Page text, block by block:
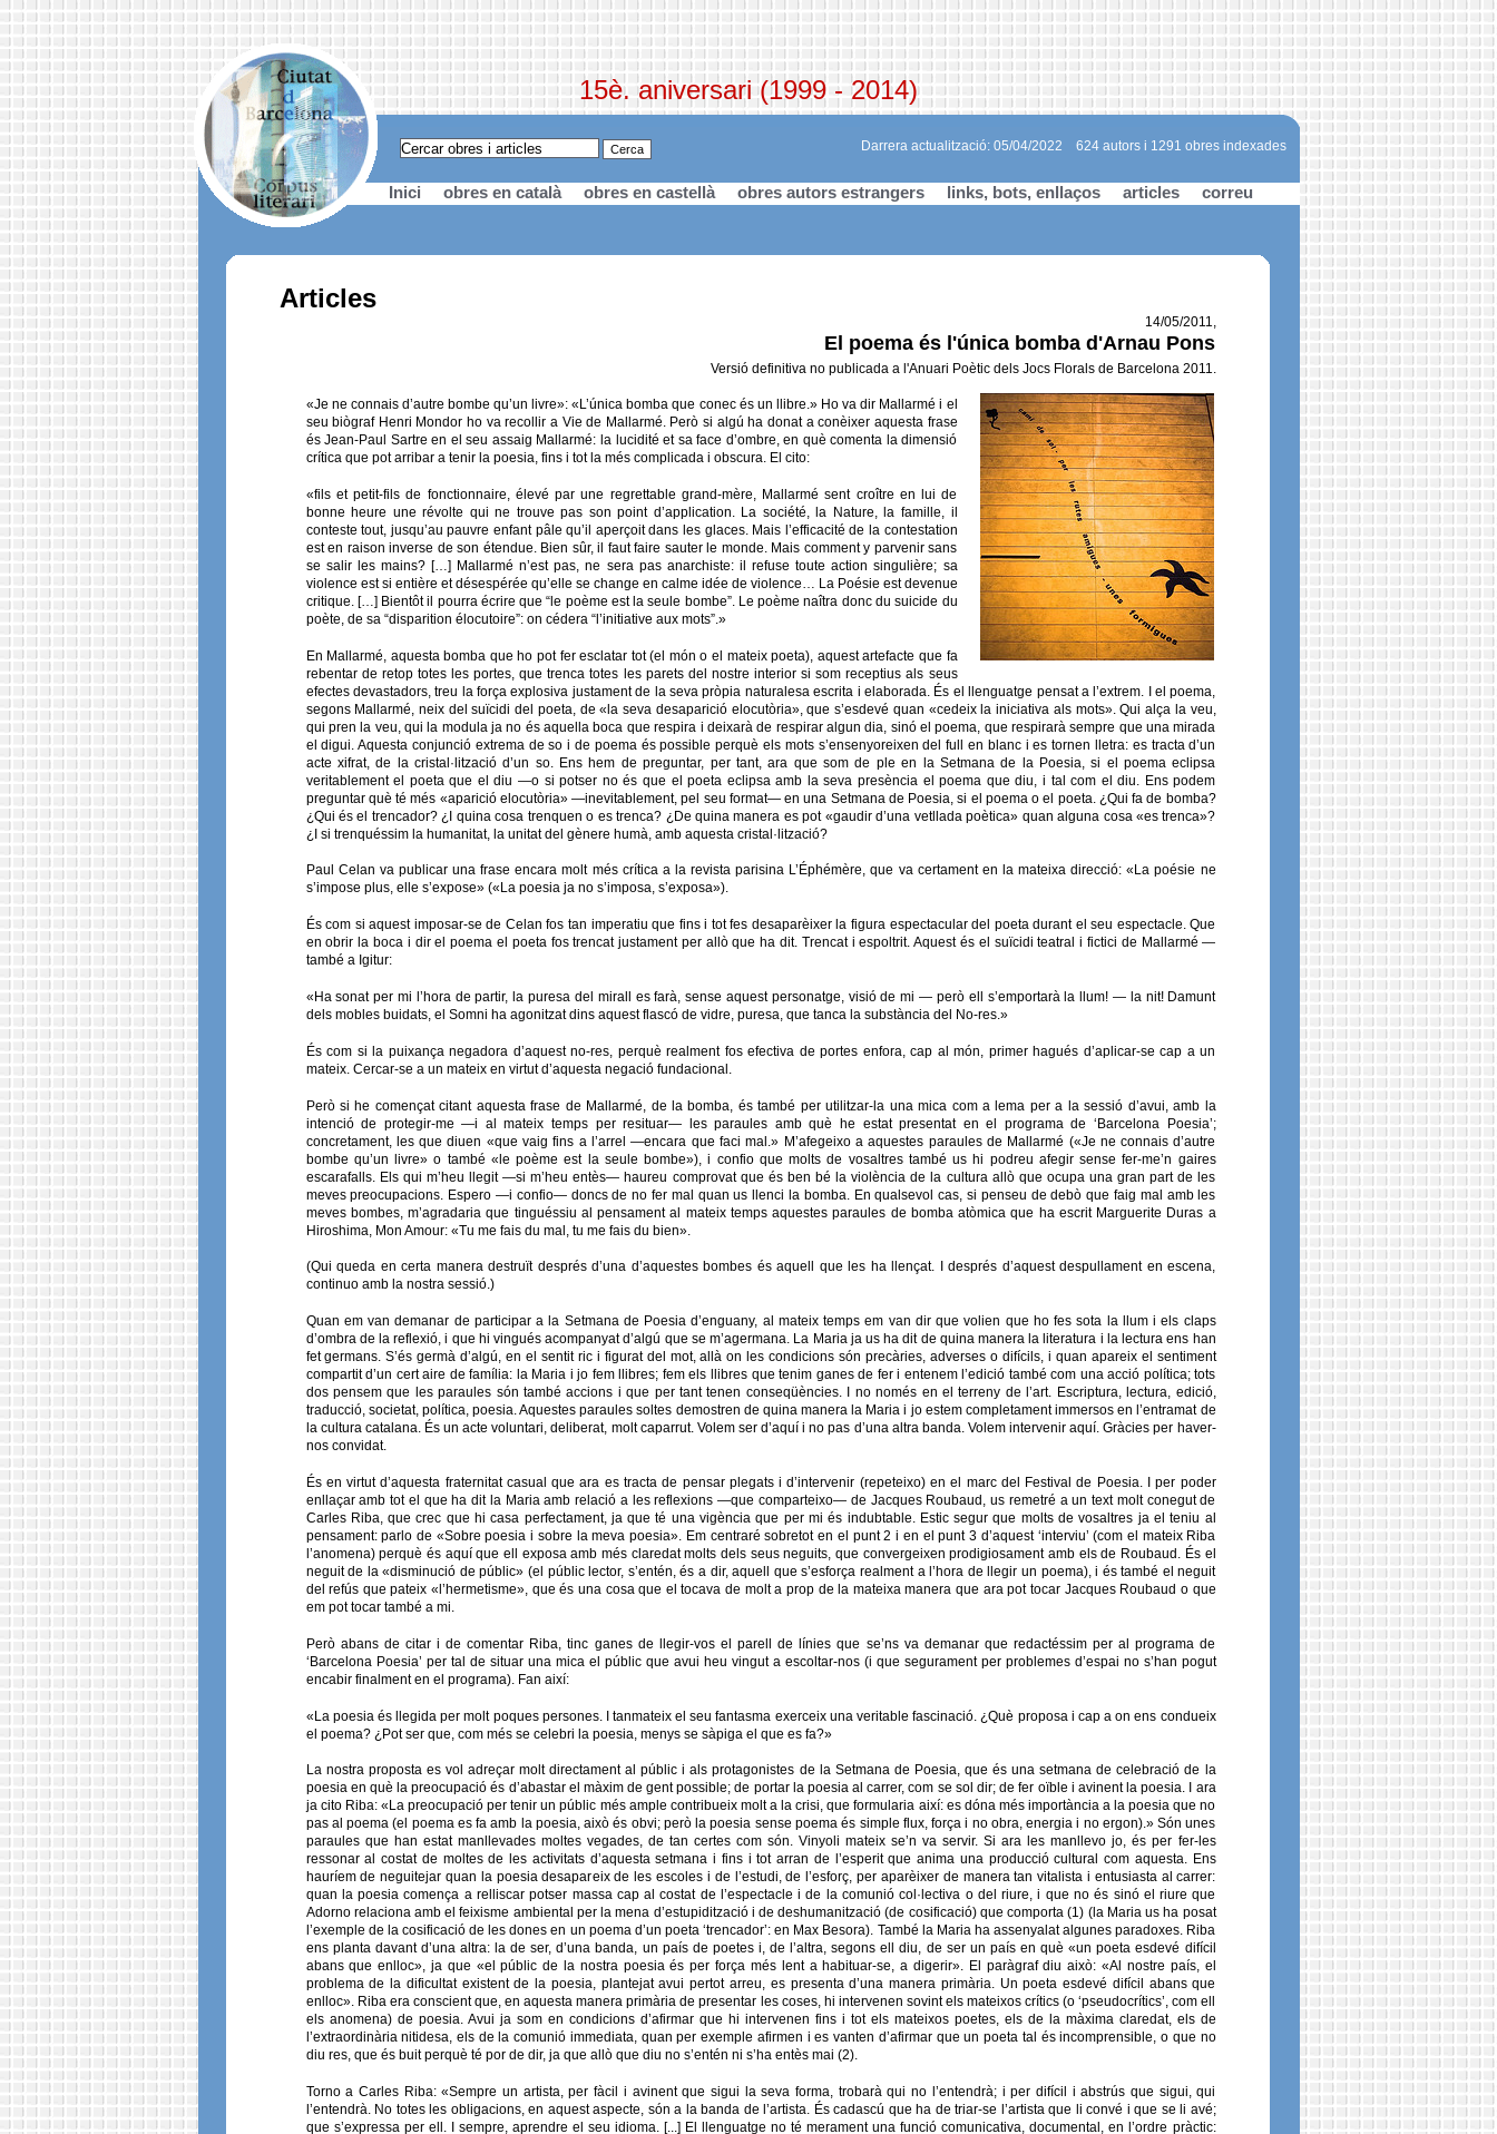
15è. aniversari (1999 - 2014)
624 autors i 1291 obres indexades
Darrera actualització: 05/04/2022
Inici obres en català obres en castellà obres autors estrangers links, bots, enllaços articles correu
Articles
14/05/2011,
El poema és l'única bomba d'Arnau Pons
Versió definitiva no publicada a l'Anuari Poètic dels Jocs Florals de Barcelona 2011.
«Je ne connais d’autre bombe qu’un livre»: «L’única bomba que conec és un llibre.» Ho va dir Mallarmé i el
seu biògraf Henri Mondor ho va recollir a Vie de Mallarmé. Però si algú ha donat a conèixer aquesta frase
és Jean-Paul Sartre en el seu assaig Mallarmé: la lucidité et sa face d’ombre, en què comenta la dimensió
crítica que pot arribar a tenir la poesia, fins i tot la més complicada i obscura. El cito:
«fils et petit-fils de fonctionnaire, élevé par une regrettable grand-mère, Mallarmé sent croître en lui de
bonne heure une révolte qui ne trouve pas son point d’application. La société, la Nature, la famille, il
conteste tout, jusqu’au pauvre enfant pâle qu’il aperçoit dans les glaces. Mais l’efficacité de la contestation
est en raison inverse de son étendue. Bien sûr, il faut faire sauter le monde. Mais comment y parvenir sans
se salir les mains? […] Mallarmé n’est pas, ne sera pas anarchiste: il refuse toute action singulière; sa
violence est si entière et désespérée qu’elle se change en calme idée de violence… La Poésie est devenue
critique. […] Bientôt il pourra écrire que “le poème est la seule bombe”. Le poème naîtra donc du suicide du
poète, de sa “disparition élocutoire”: on cédera “l’initiative aux mots”.»
En Mallarmé, aquesta bomba que ho pot fer esclatar tot (el món o el mateix poeta), aquest artefacte que fa
rebentar de retop totes les portes, que trenca totes les parets del nostre interior si som receptius als seus
efectes devastadors, treu la força explosiva justament de la seva pròpia naturalesa escrita i elaborada. És el llenguatge pensat a l’extrem. I el poema,
segons Mallarmé, neix del suïcidi del poeta, de «la seva desaparició elocutòria», que s’esdevé quan «cedeix la iniciativa als mots». Qui alça la veu,
qui pren la veu, qui la modula ja no és aquella boca que respira i deixarà de respirar algun dia, sinó el poema, que respirarà sempre que una mirada
el digui. Aquesta conjunció extrema de so i de poema és possible perquè els mots s’ensenyoreixen del full en blanc i es tornen lletra: es tracta d’un
acte xifrat, de la cristal·lització d’un so. Ens hem de preguntar, per tant, ara que som de ple en la Setmana de la Poesia, si el poema eclipsa
veritablement el poeta que el diu —o si potser no és que el poeta eclipsa amb la seva presència el poema que diu, i tal com el diu. Ens podem
preguntar què té més «aparició elocutòria» —inevitablement, pel seu format— en una Setmana de Poesia, si el poema o el poeta. ¿Qui fa de bomba?
¿Qui és el trencador? ¿I quina cosa trenquen o es trenca? ¿De quina manera es pot «gaudir d’una vetllada poètica» quan alguna cosa «es trenca»?
¿I si trenquéssim la humanitat, la unitat del gènere humà, amb aquesta cristal·lització?
Paul Celan va publicar una frase encara molt més crítica a la revista parisina L’Éphémère, que va certament en la mateixa direcció: «La poésie ne
s’impose plus, elle s’expose» («La poesia ja no s’imposa, s’exposa»).
És com si aquest imposar-se de Celan fos tan imperatiu que fins i tot fes desaparèixer la figura espectacular del poeta durant el seu espectacle. Que
en obrir la boca i dir el poema el poeta fos trencat justament per allò que ha dit. Trencat i espoltrit. Aquest és el suïcidi teatral i fictici de Mallarmé —
també a Igitur:
«Ha sonat per mi l’hora de partir, la puresa del mirall es farà, sense aquest personatge, visió de mi — però ell s’emportarà la llum! — la nit! Damunt
dels mobles buidats, el Somni ha agonitzat dins aquest flascó de vidre, puresa, que tanca la substància del No-res.»
És com si la puixança negadora d’aquest no-res, perquè realment fos efectiva de portes enfora, cap al món, primer hagués d’aplicar-se cap a un
mateix. Cercar-se a un mateix en virtut d’aquesta negació fundacional.
Però si he començat citant aquesta frase de Mallarmé, de la bomba, és també per utilitzar-la una mica com a lema per a la sessió d’avui, amb la
intenció de protegir-me —i al mateix temps per resituar— les paraules amb què he estat presentat en el programa de ‘Barcelona Poesia’;
concretament, les que diuen «que vaig fins a l’arrel —encara que faci mal.» M’afegeixo a aquestes paraules de Mallarmé («Je ne connais d’autre
bombe qu’un livre» o també «le poème est la seule bombe»), i confio que molts de vosaltres també us hi podreu afegir sense fer-me’n gaires
escarafalls. Els qui m’heu llegit —si m’heu entès— haureu comprovat que és ben bé la violència de la cultura allò que ocupa una gran part de les
meves preocupacions. Espero —i confio— doncs de no fer mal quan us llenci la bomba. En qualsevol cas, si penseu de debò que faig mal amb les
meves bombes, m’agradaria que tinguéssiu al pensament al mateix temps aquestes paraules de bomba atòmica que ha escrit Marguerite Duras a
Hiroshima, Mon Amour: «Tu me fais du mal, tu me fais du bien».
(Qui queda en certa manera destruït després d’una d’aquestes bombes és aquell que les ha llençat. I després d’aquest despullament en escena,
continuo amb la nostra sessió.)
Quan em van demanar de participar a la Setmana de Poesia d’enguany, al mateix temps em van dir que volien que ho fes sota la llum i els claps
d’ombra de la reflexió, i que hi vingués acompanyat d’algú que se m’agermana. La Maria ja us ha dit de quina manera la literatura i la lectura ens han
fet germans. S’és germà d’algú, en el sentit ric i figurat del mot, allà on les condicions són precàries, adverses o difícils, i quan apareix el sentiment
compartit d’un cert aire de família: la Maria i jo fem llibres; fem els llibres que tenim ganes de fer i entenem l’edició també com una acció política; tots
dos pensem que les paraules són també accions i que per tant tenen conseqüències. I no només en el terreny de l’art. Escriptura, lectura, edició,
traducció, societat, política, poesia. Aquestes paraules soltes demostren de quina manera la Maria i jo estem completament immersos en l’entramat de
la cultura catalana. És un acte voluntari, deliberat, molt caparrut. Volem ser d’aquí i no pas d’una altra banda. Volem intervenir aquí. Gràcies per haver-
nos convidat.
És en virtut d’aquesta fraternitat casual que ara es tracta de pensar plegats i d’intervenir (repeteixo) en el marc del Festival de Poesia. I per poder
enllaçar amb tot el que ha dit la Maria amb relació a les reflexions —que comparteixo— de Jacques Roubaud, us remetré a un text molt conegut de
Carles Riba, que crec que hi casa perfectament, ja que té una vigència que per mi és indubtable. Estic segur que molts de vosaltres ja el teniu al
pensament: parlo de «Sobre poesia i sobre la meva poesia». Em centraré sobretot en el punt 2 i en el punt 3 d’aquest ‘interviu’ (com el mateix Riba
l’anomena) perquè és aquí que ell exposa amb més claredat molts dels seus neguits, que convergeixen prodigiosament amb els de Roubaud. És el
neguit de la «disminució de públic» (el públic lector, s’entén, és a dir, aquell que s’esforça realment a l’hora de llegir un poema), i és també el neguit
del refús que pateix «l’hermetisme», que és una cosa que el tocava de molt a prop de la mateixa manera que ara pot tocar Jacques Roubaud o que
em pot tocar també a mi.
Però abans de citar i de comentar Riba, tinc ganes de llegir-vos el parell de línies que se’ns va demanar que redactéssim per al programa de
‘Barcelona Poesia’ per tal de situar una mica el públic que avui heu vingut a escoltar-nos (i que segurament per problemes d’espai no s’han pogut
encabir finalment en el programa). Fan així:
«La poesia és llegida per molt poques persones. I tanmateix el seu fantasma exerceix una veritable fascinació. ¿Què proposa i cap a on ens condueix
el poema? ¿Pot ser que, com més se celebri la poesia, menys se sàpiga el que es fa?»
La nostra proposta es vol adreçar molt directament al públic i als protagonistes de la Setmana de Poesia, que és una setmana de celebració de la
poesia en què la preocupació és d’abastar el màxim de gent possible; de portar la poesia al carrer, com se sol dir; de fer oïble i avinent la poesia. I ara
ja cito Riba: «La preocupació per tenir un públic més ample contribueix molt a la crisi, que formularia així: es dóna més importància a la poesia que no
pas al poema (el poema es fa amb la poesia, això és obvi; però la poesia sense poema és simple flux, força i no obra, energia i no ergon).» Són unes
paraules que han estat manllevades moltes vegades, de tan certes com són. Vinyoli mateix se’n va servir. Si ara les manllevo jo, és per fer-les
ressonar al costat de moltes de les activitats d’aquesta setmana i fins i tot arran de l’esperit que anima una producció cultural com aquesta. Ens
hauríem de neguitejar quan la poesia desapareix de les escoles i de l’estudi, de l’esforç, per aparèixer de manera tan vitalista i entusiasta al carrer:
quan la poesia comença a relliscar potser massa cap al costat de l’espectacle i de la comunió col·lectiva o del riure, i que no és sinó el riure que
Adorno relaciona amb el feixisme ambiental per la mena d’estupidització i de deshumanització (de cosificació) que comporta (1) (la Maria us ha posat
l’exemple de la cosificació de les dones en un poema d’un poeta ‘trencador’: en Max Besora). També la Maria ha assenyalat algunes paradoxes. Riba
ens planta davant d’una altra: la de ser, d’una banda, un país de poetes i, de l’altra, segons ell diu, de ser un país en què «un poeta esdevé difícil
abans que enlloc», ja que «el públic de la nostra poesia és per força més lent a habituar-se, a digerir». El paràgraf diu això: «Al nostre país, el
problema de la dificultat existent de la poesia, plantejat avui pertot arreu, es presenta d’una manera primària. Un poeta esdevé difícil abans que
enlloc». Riba era conscient que, en aquesta manera primària de presentar les coses, hi intervenen sovint els mateixos crítics (o ‘pseudocrítics’, com ell
els anomena) de poesia. Avui ja som en condicions d’afirmar que hi intervenen fins i tot els mateixos poetes, els de la màxima claredat, els de
l’extraordinària nitidesa, els de la comunió immediata, quan per exemple afirmen i es vanten d’afirmar que un poeta tal és incomprensible, o que no
diu res, que és buit perquè té por de dir, ja que allò que diu no s’entén ni s’ha entès mai (2).
Torno a Carles Riba: «Sempre un artista, per fàcil i avinent que sigui la seva forma, trobarà qui no l’entendrà; i per difícil i abstrús que sigui, qui
l’entendrà. No totes les obligacions, en aquest aspecte, són a la banda de l’artista. És cadascú que ha de triar-se l’artista que li convé i que se li avé;
que s’expressa per ell. I sempre, aprendre el seu idioma. [...] El llenguatge no té merament una funció comunicativa, documental, en l’ordre pràctic: